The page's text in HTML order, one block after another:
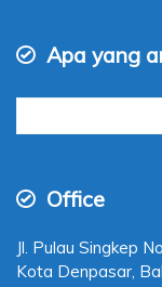
Apa yang
Cari
Office
Jl. Pulau Singkep
Kota Denpasar,